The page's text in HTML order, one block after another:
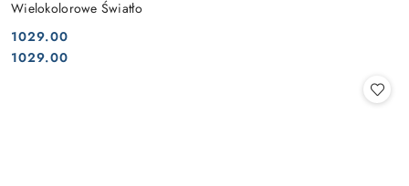
Wielokolorowe Światło
Cena:
1029.00
Cena:
1029.00